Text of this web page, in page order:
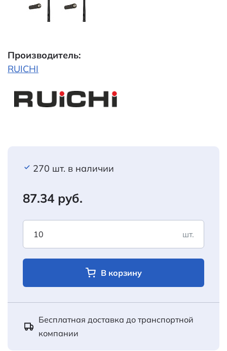
Производитель:
RUICHI
270 шт. в наличии
87.34 руб.
шт.
В корзину
Бесплатная доставка до транспортной
компании